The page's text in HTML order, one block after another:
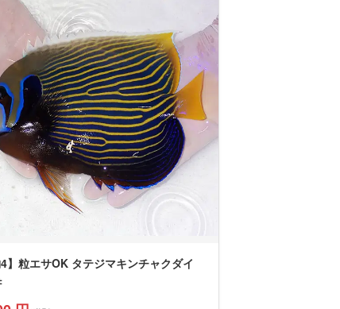
4】粒エサOK タテジマキンチャクダイ